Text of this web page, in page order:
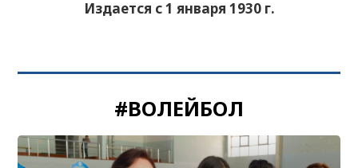
Издается с 1 января 1930 г.
#ВОЛЕЙБОЛ